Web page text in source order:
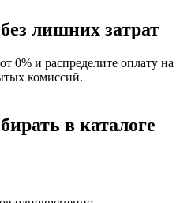
лишних затрат
0% и распределите оплату на
комиссий.
в каталоге